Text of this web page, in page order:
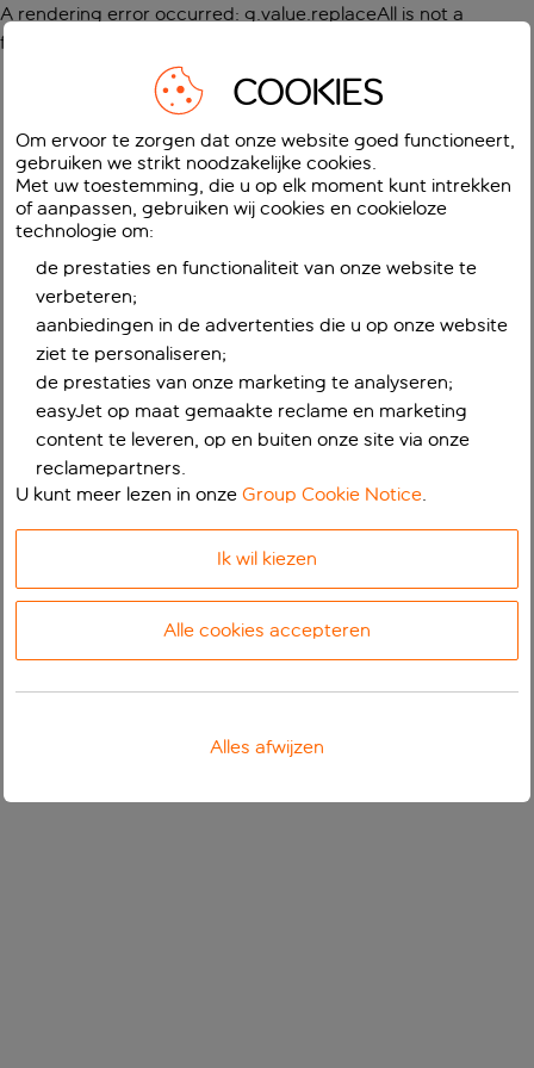
A rendering error occurred: g.value.replaceAll is not a
function
COOKIES
Om ervoor te zorgen dat onze website goed functioneert,
gebruiken we strikt noodzakelijke cookies.
Met uw toestemming, die u op elk moment kunt intrekken
of aanpassen, gebruiken wij cookies en cookieloze
technologie om:
de prestaties en functionaliteit van onze website te
verbeteren;
aanbiedingen in de advertenties die u op onze website
ziet te personaliseren;
de prestaties van onze marketing te analyseren;
easyJet op maat gemaakte reclame en marketing
content te leveren, op en buiten onze site via onze
reclamepartners.
U kunt meer lezen in onzeGroup Cookie Notice.
Ik wil kiezen
Alle cookies accepteren
Alles afwijzen